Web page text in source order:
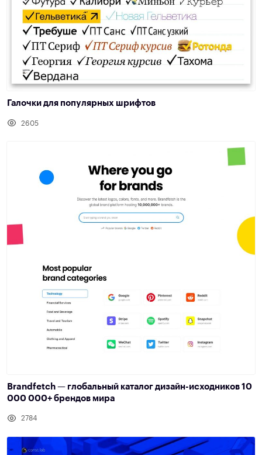
Галочки для популярных шрифтов
2605
Brandfetch — глобальный каталог дизайн-исходников 10
000 000+ брендов мира
2784